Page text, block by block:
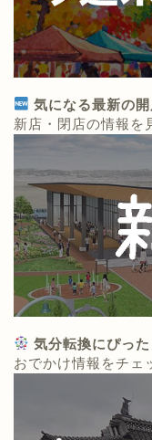
気になる最新の
新店・閉店の情報を
気分転換にぴっ
おでかけ情報をチェ